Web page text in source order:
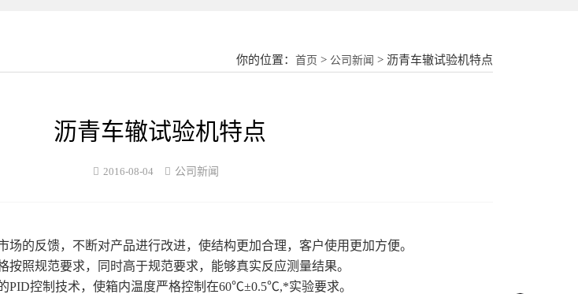
你的位置：首页 > 公司新闻 > 沥青车辙试验机特点
沥青车辙试验机特点
2016-08-04 公司新闻
场的反馈，不断对产品进行改进，使结构更加合理，客户使用更加方便。
按照规范要求，同时高于规范要求，能够真实反应测量结果。
PID控制技术，使箱内温度严格控制在60℃±0.5℃,*实验要求。